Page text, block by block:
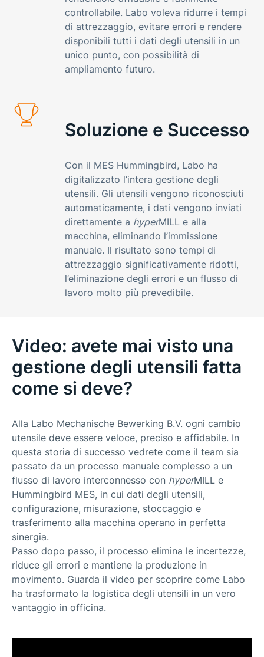
controllabile. Labo voleva ridurre i tempi
di attrezzaggio, evitare errori e rendere
disponibili tutti i dati degli utensili in un
unico punto, con possibilità di
ampliamento futuro.
Soluzione e Successo
Con il MES Hummingbird, Labo ha
digitalizzato l’intera gestione degli
utensili. Gli utensili vengono riconosciuti
automaticamente, i dati vengono inviati
direttamente a hyperMILL e alla
macchina, eliminando l’immissione
manuale. Il risultato sono tempi di
attrezzaggio significativamente ridotti,
l’eliminazione degli errori e un flusso di
lavoro molto più prevedibile.
Video: avete mai visto una
gestione degli utensili fatta
come si deve?
Alla Labo Mechanische Bewerking B.V. ogni cambio
utensile deve essere veloce, preciso e affidabile. In
questa storia di successo vedrete come il team sia
passato da un processo manuale complesso a un
flusso di lavoro interconnesso con hyperMILL e
Hummingbird MES, in cui dati degli utensili,
configurazione, misurazione, stoccaggio e
trasferimento alla macchina operano in perfetta
sinergia.
Passo dopo passo, il processo elimina le incertezze,
riduce gli errori e mantiene la produzione in
movimento. Guarda il video per scoprire come Labo
ha trasformato la logistica degli utensili in un vero
vantaggio in officina.